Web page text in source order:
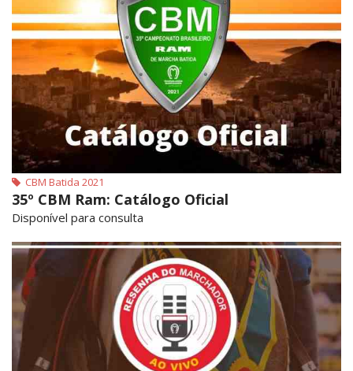
CBM Batida 2021
35º CBM Ram: Catálogo Oficial
Disponível para consulta